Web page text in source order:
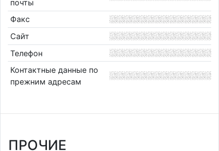
почты
Факс
Сайт
Телефон
Контактные данные по
прежним адресам
ПРОЧИЕ